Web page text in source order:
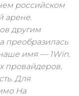
российском
арене.
другим
преобразилась
имя — 1Win.
провайдеров,
Для
На